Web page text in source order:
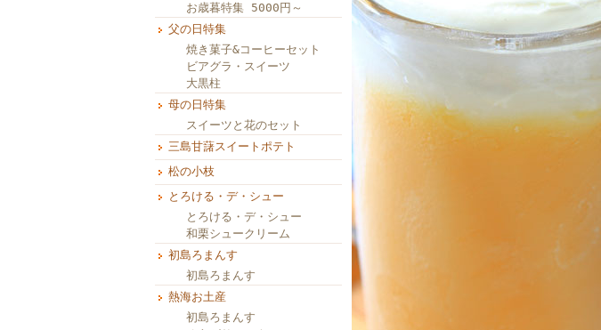
お歳暮特集 5000円～
父の日特集
焼き菓子&コーヒーセット
ビアグラ・スイーツ
大黒柱
母の日特集
スイーツと花のセット
三島甘藷スイートポテト
松の小枝
とろける・デ・シュー
とろける・デ・シュー
和栗シュークリーム
初島ろまんす
初島ろまんす
熱海お土産
初島ろまんす